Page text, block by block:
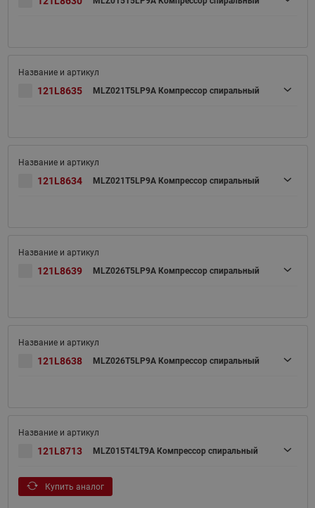
121L8635 MLZ021T5LP9A Компрессор спиральный
121L8634 MLZ021T5LP9A Компрессор спиральный
121L8639 MLZ026T5LP9A Компрессор спиральный
121L8638 MLZ026T5LP9A Компрессор спиральный
121L8713 MLZ015T4LT9A Компрессор спиральный
Купить аналог